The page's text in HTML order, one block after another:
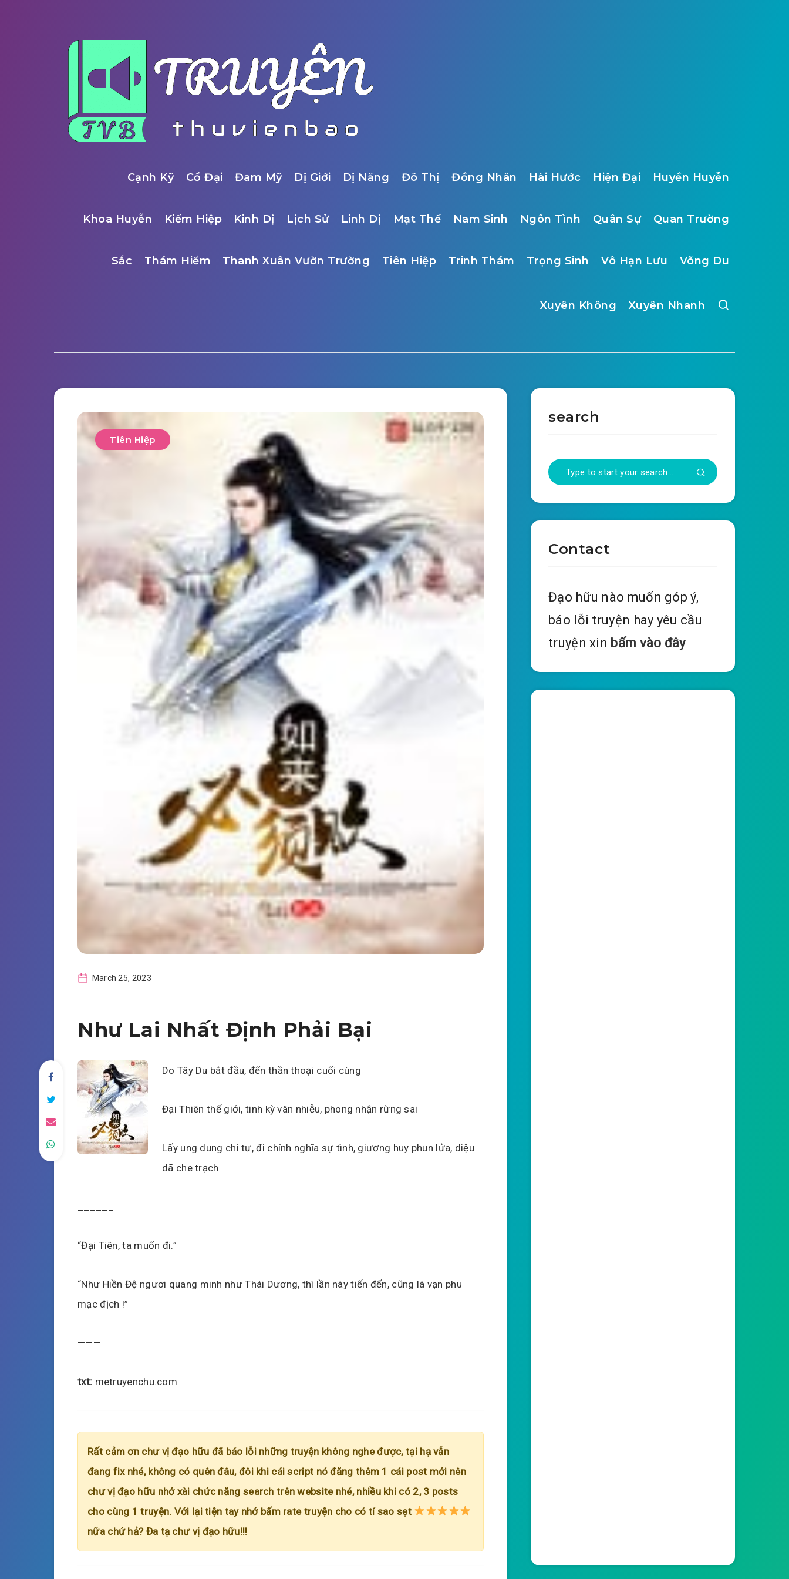
Cạnh Kỹ Cổ Đại Đam Mỹ Dị Giới Dị Năng Đô Thị Đồng Nhân Hài Hước Hiện Đại Huyền Huyễn
Khoa Huyễn Kiếm Hiệp Kinh Dị Lịch Sử Linh Dị Mạt Thế Nam Sinh Ngôn Tình Quân Sự Quan Trường
Sắc Thám Hiểm Thanh Xuân Vườn Trường Tiên Hiệp Trinh Thám Trọng Sinh Vô Hạn Lưu Võng Du
Xuyên Không Xuyên Nhanh
Tiên Hiệp
March 25, 2023
Như Lai Nhất Định Phải Bại
Do Tây Du bắt đầu, đến thần thoại cuối cùng
Đại Thiên thế giới, tinh kỳ vân nhiễu, phong nhận rừng sai
Lấy ung dung chi tư, đi chính nghĩa sự tình, giương huy phun lửa, diệu
dã che trạch
“Đại Tiên, ta muốn đi.”
“Như Hiền Đệ ngươi quang minh như Thái Dương, thì lần này tiến đến, cũng là vạn phu
mạc địch !”
———
txt: metruyenchu.com
Rất cảm ơn chư vị đạo hữu đã báo lỗi những truyện không nghe được, tại hạ vẫn
đang fix nhé, không có quên đâu, đôi khi cái script nó đăng thêm 1 cái post mới nên
chư vị đạo hữu nhớ xài chức năng search trên website nhé, nhiều khi có 2, 3 posts
cho cùng 1 truyện. Với lại tiện tay nhớ bấm rate truyện cho có tí sao sẹt
nữa chứ hả? Đa tạ chư vị đạo hữu!!!
search
Contact
Đạo hữu nào muốn góp ý,
báo lỗi truyện hay yêu cầu
truyện xin bấm vào đây